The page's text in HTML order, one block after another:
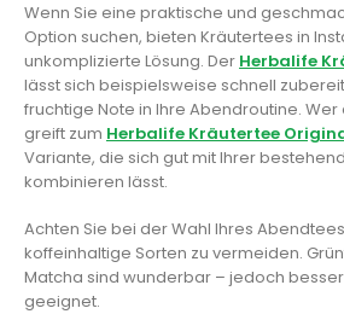
Wenn Sie eine praktische und
Option suchen, bieten Kräutertees in
unkomplizierte Lösung. Der Herbalife
lässt sich beispielsweise schnell
fruchtige Note in Ihre Abendroutine.
greift zum Herbalife Kräutertee
Variante, die sich gut mit Ihrer
kombinieren lässt.
Achten Sie bei der Wahl Ihres
koffeinhaltige Sorten zu vermeiden.
Matcha sind wunderbar – jedoch
geeignet.